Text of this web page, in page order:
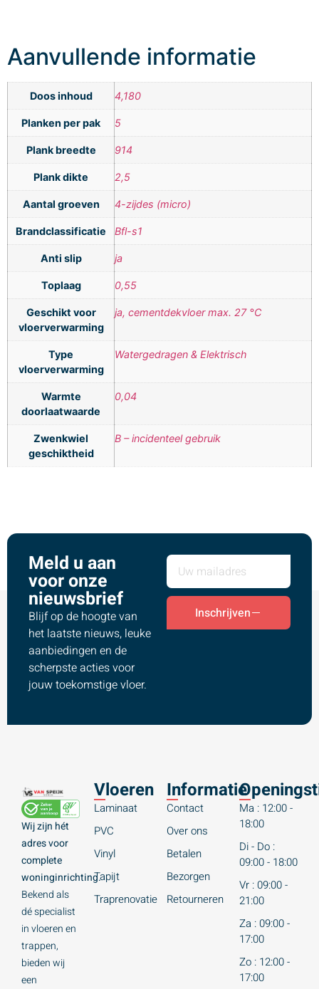
Aanvullende informatie
Doos inhoud 4,180
Planken per pak 5
Plank breedte 914
Plank dikte 2,5
Aantal groeven 4-zijdes (micro)
Brandclassificatie Bfl-s1
Anti slip ja
Toplaag 0,55
Geschikt voor
vloerverwarming
ja, cementdekvloer max. 27 °C
Type
vloerverwarming
Watergedragen & Elektrisch
Warmte
doorlaatwaarde
0,04
Zwenkwiel
geschiktheid
B – incidenteel gebruik
Meld u aan
voor onze
nieuwsbrief
Blijf op de hoogte van
het laatste nieuws, leuke
aanbiedingen en de
scherpste acties voor
jouw toekomstige vloer.
Inschrijven
Wij zijn hét
adres voor
complete
woninginrichting.
Bekend als
dé specialist
in vloeren en
trappen,
bieden wij
een
Vloeren
Laminaat
PVC
Vinyl
Tapijt
Traprenovatie
Informatie
Contact
Over ons
Betalen
Bezorgen
Retourneren
Ma : 12:00 -
18:00
Di - Do :
09:00 - 18:00
Vr : 09:00 -
21:00
Za : 09:00 -
17:00
Zo : 12:00 -
17:00